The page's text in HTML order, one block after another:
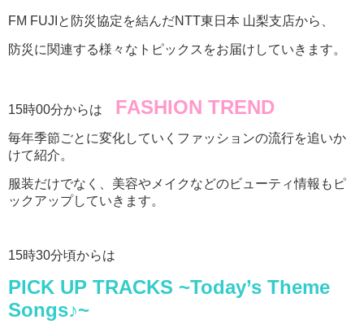
FM FUJIと防災協定を結んだNTT東日本 山梨支店から、
防災に関連する様々なトピックスをお届けしていきます。
15時00分からは FASHION TREND
毎年季節ごとに変化していくファッションの流行を追いか
けて紹介。
服装だけでなく、美容やメイクなどのビューティ情報もピ
ックアップしていきます。
15時30分頃からは
PICK UP TRACKS ~Today’s Theme
Songs♪~